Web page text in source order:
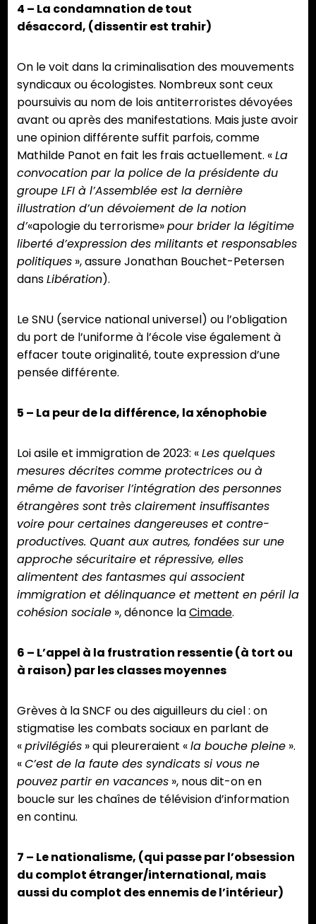
4 – La condamnation de tout
désaccord, (dissentir est trahir)
On le voit dans la criminalisation des mouvements
syndicaux ou écologistes. Nombreux sont ceux
poursuivis au nom de lois antiterroristes dévoyées
avant ou après des manifestations. Mais juste avoir
une opinion différente suffit parfois, comme
Mathilde Panot en fait les frais actuellement. «La
convocation par la police de la présidente du
groupe LFI à l’Assemblée est la dernière
illustration d’un dévoiement de la notion
d’«apologie du terrorisme»pour brider la légitime
liberté d’expression des militants et responsables
politiques », assure Jonathan Bouchet-Petersen
dansLibération).
Le SNU (service national universel) ou l’obligation
du port de l’uniforme à l’école vise également à
effacer toute originalité, toute expression d’une
pensée différente.
5 – La peur de la différence, la xénophobie
Loi asile et immigration de 2023: «Les quelques
mesures décrites comme protectrices ou à
même de favoriser l’intégration des personnes
étrangères sont très clairement insuffisantes
voire pour certaines dangereuses et contre-
productives. Quant aux autres, fondées sur une
approche sécuritaire et répressive, elles
alimentent des fantasmes qui associent
immigration et délinquance et mettent en péril la
cohésion sociale », dénonce laCimade.
6 – L’appel à la frustration ressentie (à tort ou
à raison) par les classes moyennes
Grèves à la SNCF ou des aiguilleurs du ciel : on
stigmatise les combats sociaux en parlant de
«privilégiés » qui pleureraient «la bouche pleine ».
«C’est de la faute des syndicats si vous ne
pouvez partir en vacances », nous dit-on en
boucle sur les chaînes de télévision d’information
en continu.
7 – Le nationalisme, (qui passe par l’obsession
du complot étranger/international, mais
aussi du complot des ennemis de l’intérieur)